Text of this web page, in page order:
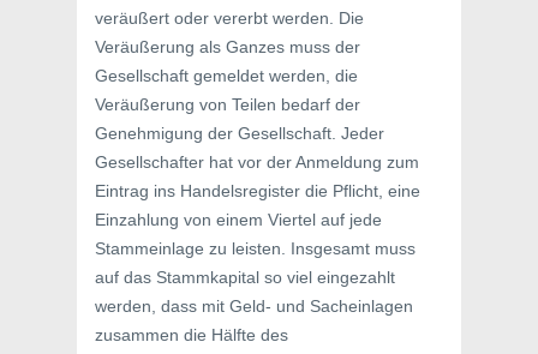
veräußert oder vererbt werden. Die
Veräußerung als Ganzes muss der
Gesellschaft gemeldet werden, die
Veräußerung von Teilen bedarf der
Genehmigung der Gesellschaft. Jeder
Gesellschafter hat vor der Anmeldung zum
Eintrag ins Handelsregister die Pflicht, eine
Einzahlung von einem Viertel auf jede
Stammeinlage zu leisten. Insgesamt muss
auf das Stammkapital so viel eingezahlt
werden, dass mit Geld- und Sacheinlagen
zusammen die Hälfte des